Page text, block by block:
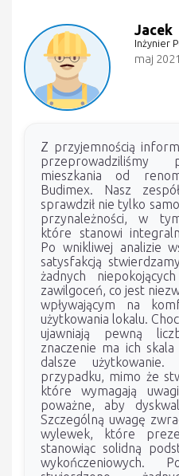
Jacek
Inżynier
maj 2021
Z przyjemnością
przeprowadziliśmy
mieszkania od
Budimex. Nasz
sprawdził nie tylko
przynależności, w
które stanowi
Po wnikliwej analizie
satysfakcją
żadnych
zawilgoceń, co jest
wpływającym na
użytkowania lokalu.
ujawniają pewną
znaczenie ma ich
dalsze
przypadku, mimo że
które wymagają
poważne, aby
Szczególną uwagę
wylewek, które
stanowiąc solidną
wykończeniowych.